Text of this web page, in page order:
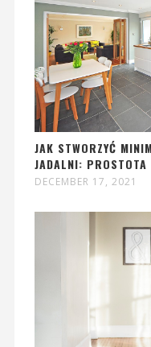
JAK STWORZYĆ
JADALNI: PROSTOTA
DECEMBER 17, 2021